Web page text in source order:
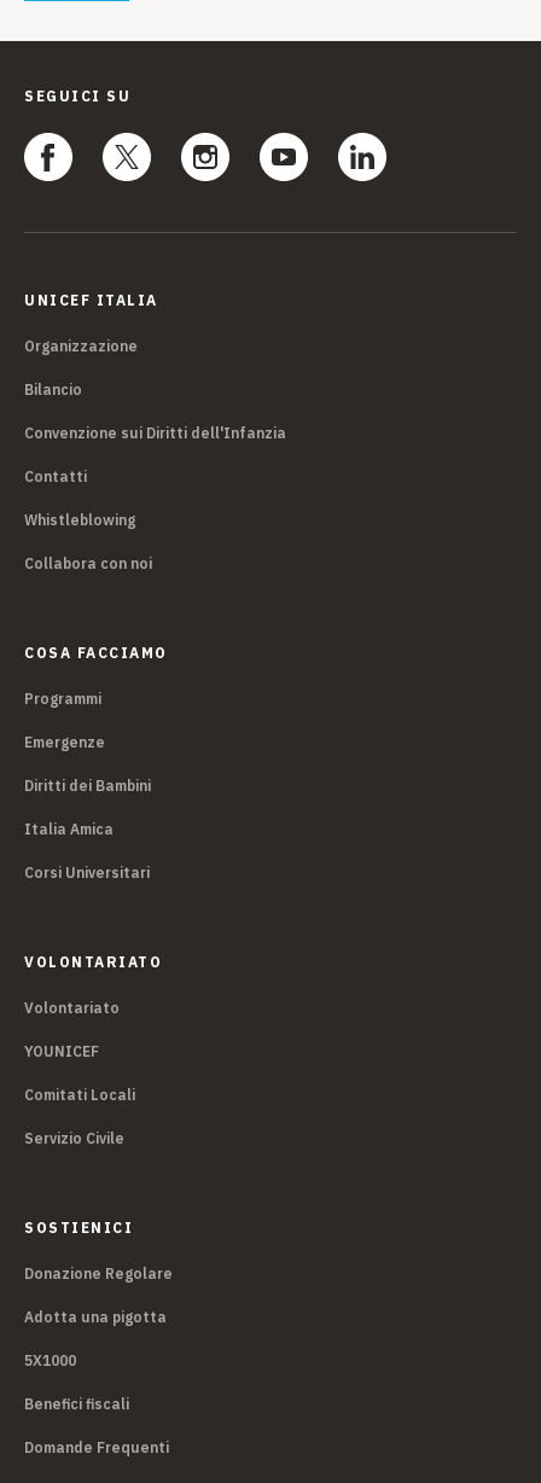
SEGUICI SU
UNICEF ITALIA
Organizzazione
Bilancio
Convenzione sui Diritti dell'Infanzia
Contatti
Whistleblowing
Collabora con noi
COSA FACCIAMO
Programmi
Emergenze
Diritti dei Bambini
Italia Amica
Corsi Universitari
VOLONTARIATO
Volontariato
YOUNICEF
Comitati Locali
Servizio Civile
SOSTIENICI
Donazione Regolare
Adotta una pigotta
5X1000
Benefici fiscali
Domande Frequenti